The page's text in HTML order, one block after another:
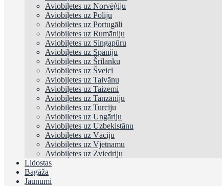
Aviobiļetes uz Norvēģiju
Aviobiļetes uz Poliju
Aviobiļetes uz Portugāli
Aviobiļetes uz Rumāniju
Aviobiļetes uz Singapūru
Aviobiļetes uz Spāniju
Aviobiļetes uz Šrilanku
Aviobiļetes uz Šveici
Aviobiļetes uz Taivānu
Aviobiļetes uz Taizemi
Aviobiļetes uz Tanzāniju
Aviobiļetes uz Turciju
Aviobiļetes uz Ungāriju
Aviobiļetes uz Uzbekistānu
Aviobiļetes uz Vāciju
Aviobiļetes uz Vjetnamu
Aviobiļetes uz Zviedriju
Lidostas
Bagāža
Jaunumi